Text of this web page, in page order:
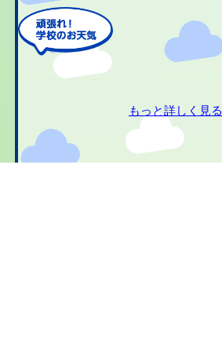
もっと詳しく見る